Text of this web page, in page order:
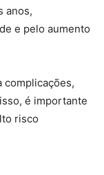
anos,
e pelo aumento
complicações,
é importante
risco